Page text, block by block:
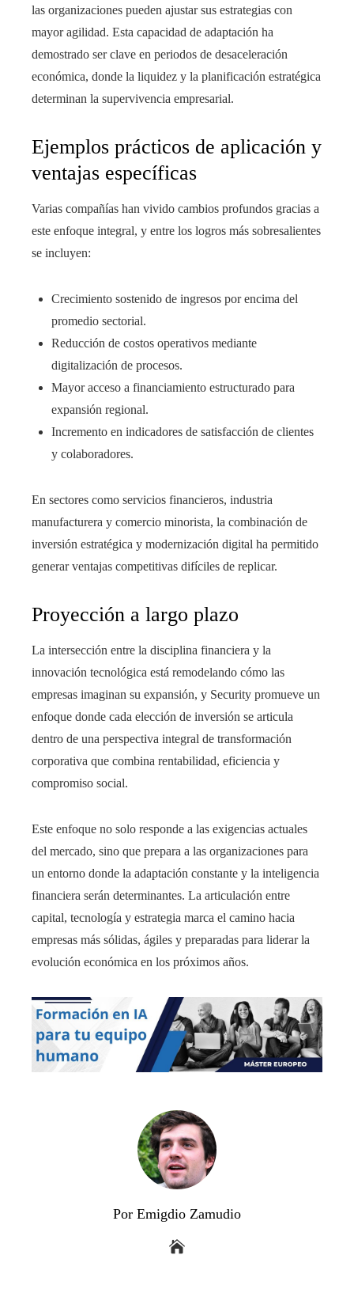
las organizaciones pueden ajustar sus estrategias con
mayor agilidad. Esta capacidad de adaptación ha
demostrado ser clave en periodos de desaceleración
económica, donde la liquidez y la planificación estratégica
determinan la supervivencia empresarial.
Ejemplos prácticos de aplicación y
ventajas específicas
Varias compañías han vivido cambios profundos gracias a
este enfoque integral, y entre los logros más sobresalientes
se incluyen:
Crecimiento sostenido de ingresos por encima del
promedio sectorial.
Reducción de costos operativos mediante
digitalización de procesos.
Mayor acceso a financiamiento estructurado para
expansión regional.
Incremento en indicadores de satisfacción de clientes
y colaboradores.
En sectores como servicios financieros, industria
manufacturera y comercio minorista, la combinación de
inversión estratégica y modernización digital ha permitido
generar ventajas competitivas difíciles de replicar.
Proyección a largo plazo
La intersección entre la disciplina financiera y la
innovación tecnológica está remodelando cómo las
empresas imaginan su expansión, y Security promueve un
enfoque donde cada elección de inversión se articula
dentro de una perspectiva integral de transformación
corporativa que combina rentabilidad, eficiencia y
compromiso social.
Este enfoque no solo responde a las exigencias actuales
del mercado, sino que prepara a las organizaciones para
un entorno donde la adaptación constante y la inteligencia
financiera serán determinantes. La articulación entre
capital, tecnología y estrategia marca el camino hacia
empresas más sólidas, ágiles y preparadas para liderar la
evolución económica en los próximos años.
Por Emigdio Zamudio